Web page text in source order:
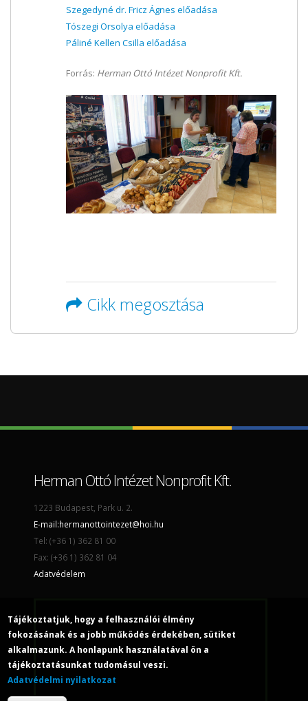
Szegedyné dr. Fricz Ágnes előadása
Tószegi Orsolya előadása
Páliné Kellen Csilla előadása
Forrás: Herman Ottó Intézet Nonprofit Kft.
Cikk megosztása
Herman Ottó Intézet Nonprofit Kft.
1223 Budapest, Park u. 2.
E-mail:hermanottointezet@hoi.hu
Tel: (+36 1) 362 81 00
Fax: (+36 1) 362 81 04
Adatvédelem
Tájékoztatjuk, hogy a felhasználói élmény
fokozásának és a jobb működés érdekében, sütiket
alkalmazunk. A honlapunk használatával ön a
tájékoztatásunkat tudomásul veszi.
Adatvédelmi nyilatkozat